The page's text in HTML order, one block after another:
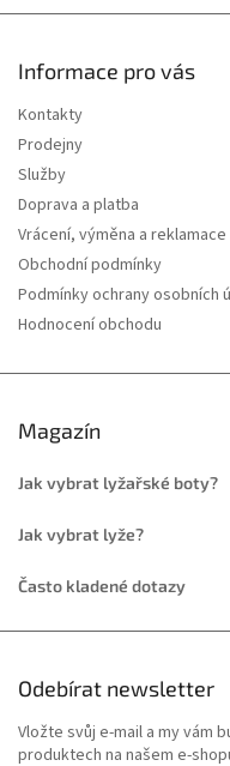
Informace pro vás
Kontakty
Prodejny
Služby
Doprava a platba
Vrácení, výměna a
Obchodní podmínky
Podmínky ochrany osobních
Hodnocení obchodu
Magazín
Jak vybrat lyžařské boty?
Jak vybrat lyže?
Často kladené dotazy
Odebírat newsletter
Vložte svůj e-mail a my vám
produktech na našem e-